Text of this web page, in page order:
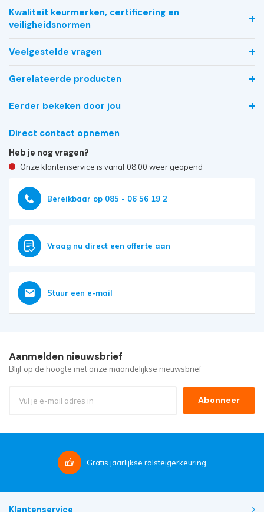
Kwaliteit keurmerken, certificering en
veiligheidsnormen
Veelgestelde vragen
Gerelateerde producten
Eerder bekeken door jou
Direct contact opnemen
Heb je nog vragen?
Onze klantenservice is vanaf 08:00 weer geopend
Bereikbaar op 085 - 06 56 19 2
Vraag nu direct een offerte aan
Stuur een e-mail
Aanmelden nieuwsbrief
Blijf op de hoogte met onze maandelijkse nieuwsbrief
Abonneer
Gratis jaarlijkse rolsteigerkeuring
Klantenservice